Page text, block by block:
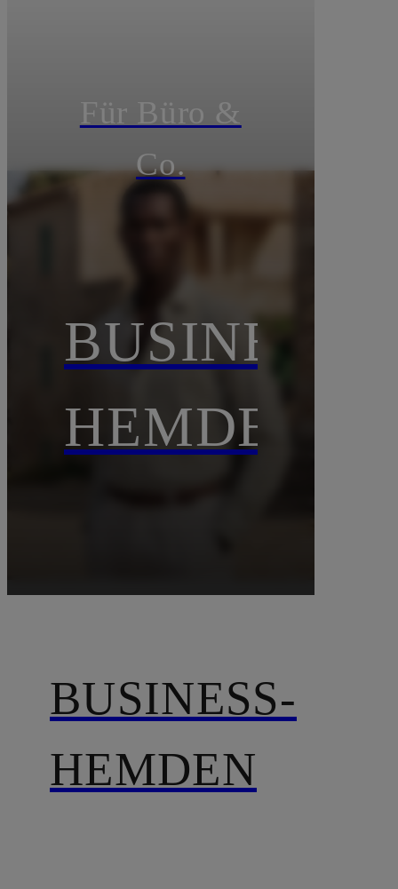
Für Büro &
Co.
BUSINESS-
HEMDEN
BUSINESS-
HEMDEN